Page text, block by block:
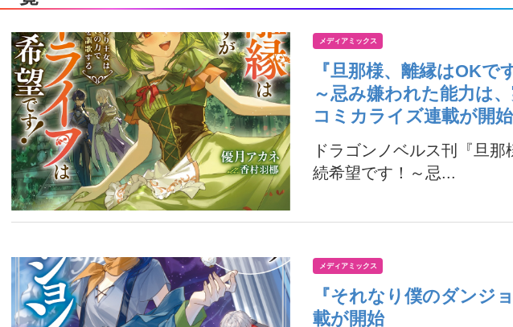
メディアミックス
『旦那様、離縁はOKで
～忌み嫌われた能力は
コミカライズ連載が開始
ドラゴンノベルス刊『旦
続希望です！～忌...
メディアミックス
『それなり僕のダンジ
載が開始